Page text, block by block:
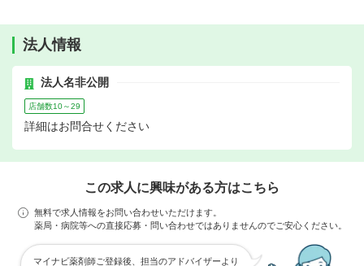
法人情報
法人名非公開
店舗数10～29
詳細はお問合せください
この求人に興味がある方はこちら
無料で求人情報をお問い合わせいただけます。
薬局・病院等への直接応募・問い合わせではありませんのでご安心ください。
マイナビ薬剤師ご登録後、担当のアドバイザーより